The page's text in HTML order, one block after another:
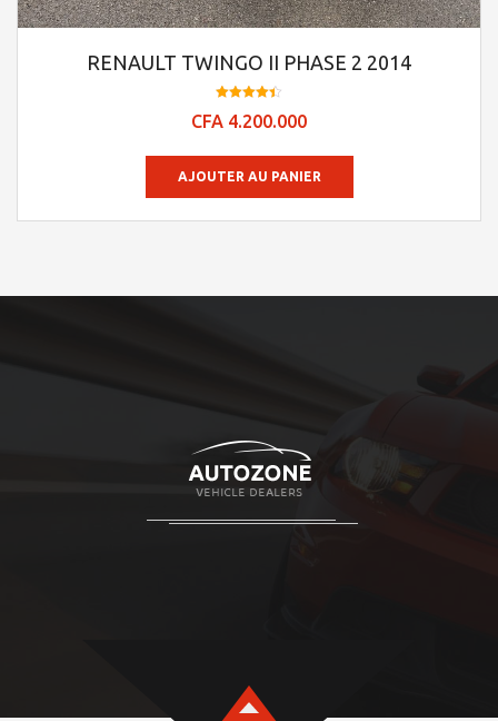
RENAULT TWINGO II PHASE 2 2014
4.45
CFA 4.200.000
AJOUTER AU PANIER